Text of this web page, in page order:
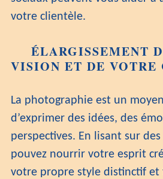
votre clientèle.
ÉLARGISSEMENT
VISION ET DE
La photographie est un
d’exprimer des idées, des
perspectives. En lisant sur
pouvez nourrir votre esprit
votre propre style distinctif et